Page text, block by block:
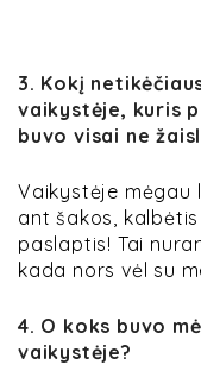
3. Kokį
vaikystėje, kuris
buvo visai ne
Vaikystėje mėgau
ant šakos,
paslaptis! Tai
kada nors vėl su
4. O koks buvo
vaikystėje?